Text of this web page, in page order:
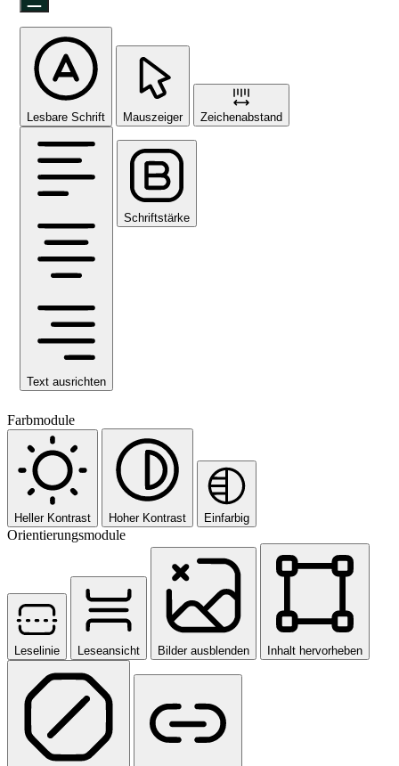
Lesbare Schrift Mauszeiger Zeichenabstand
Text ausrichten
Schriftstärke
Farbmodule
Heller Kontrast Hoher Kontrast Einfarbig
Orientierungsmodule
Leselinie Leseansicht Bilder ausblenden Inhalt hervorheben